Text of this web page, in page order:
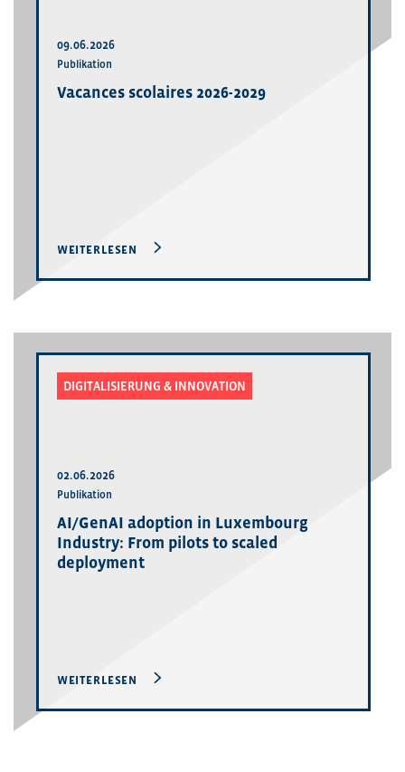
09.06.2026
Publikation
Vacances scolaires 2026-2029
WEITERLESEN
DIGITALISIERUNG & INNOVATION
02.06.2026
Publikation
AI/GenAI adoption in Luxembourg
Industry: From pilots to scaled
deployment
WEITERLESEN